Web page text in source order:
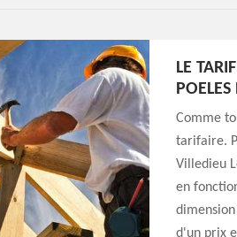
LE
POELES
Comme
tarifaire.
Villedieu
en
d'un prix